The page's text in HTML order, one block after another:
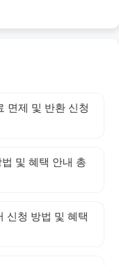
면제 및 반환 신청
및 혜택 안내 총
신청 방법 및 혜택